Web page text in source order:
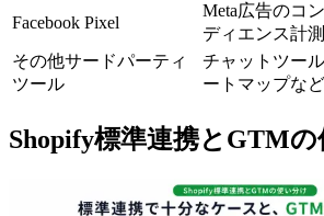
Facebook Pixel
Meta広告のコ
ディエンス計測
その他サードパーティ
ツール
チャットツー
ートマップなど
Shopify標準連携とGTMの